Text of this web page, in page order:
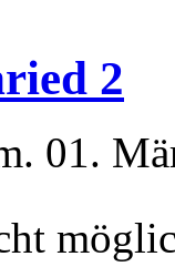
2
01.